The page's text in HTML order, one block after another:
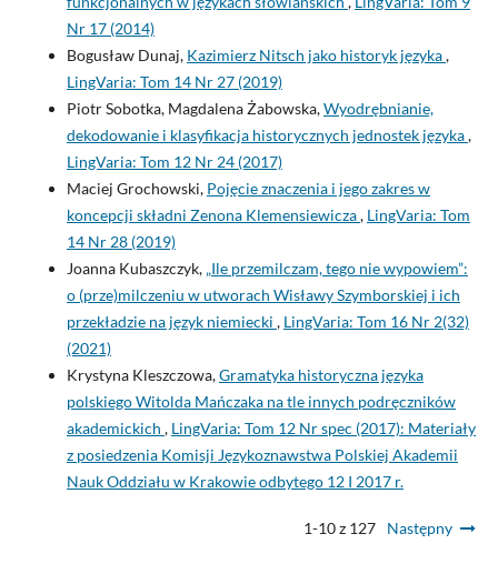
Nr 17 (2014)
Bogusław Dunaj, Kazimierz Nitsch jako historyk języka,
LingVaria: Tom 14 Nr 27 (2019)
Piotr Sobotka, Magdalena Żabowska,Wyodrębnianie,
dekodowanie i klasyfikacja historycznych jednostek języka,
LingVaria: Tom 12 Nr 24 (2017)
Maciej Grochowski, Pojęcie znaczenia i jego zakres w
koncepcji składni Zenona Klemensiewicza, LingVaria: Tom
14 Nr 28 (2019)
Joanna Kubaszczyk, „Ile przemilczam, tego nie wypowiem”:
o (prze)milczeniu w utworach Wisławy Szymborskiej i ich
przekładzie na język niemiecki , LingVaria: Tom 16 Nr 2(32)
(2021)
Krystyna Kleszczowa,Gramatyka historyczna języka
polskiego Witolda Mańczaka na tle innych podręczników
akademickich , LingVaria: Tom 12 Nr spec (2017): Materiały
z posiedzenia Komisji Językoznawstwa Polskiej Akademii
Nauk Oddziału w Krakowie odbytego 12 I 2017 r.
1-10 z 127 Następny